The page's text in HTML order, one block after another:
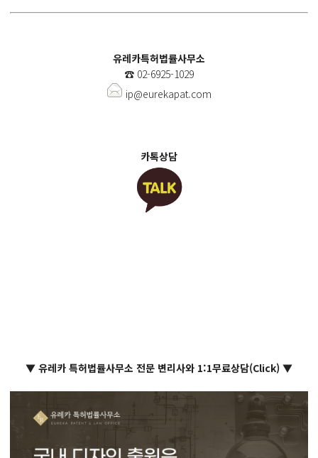
유레카특허법률사무소
☎️ 02-6925-1029
ip@eurekapat.com
카톡상담
▼ 유레카 특허법률사무소 전문 변리사와 1:1무료상담(Click) ▼